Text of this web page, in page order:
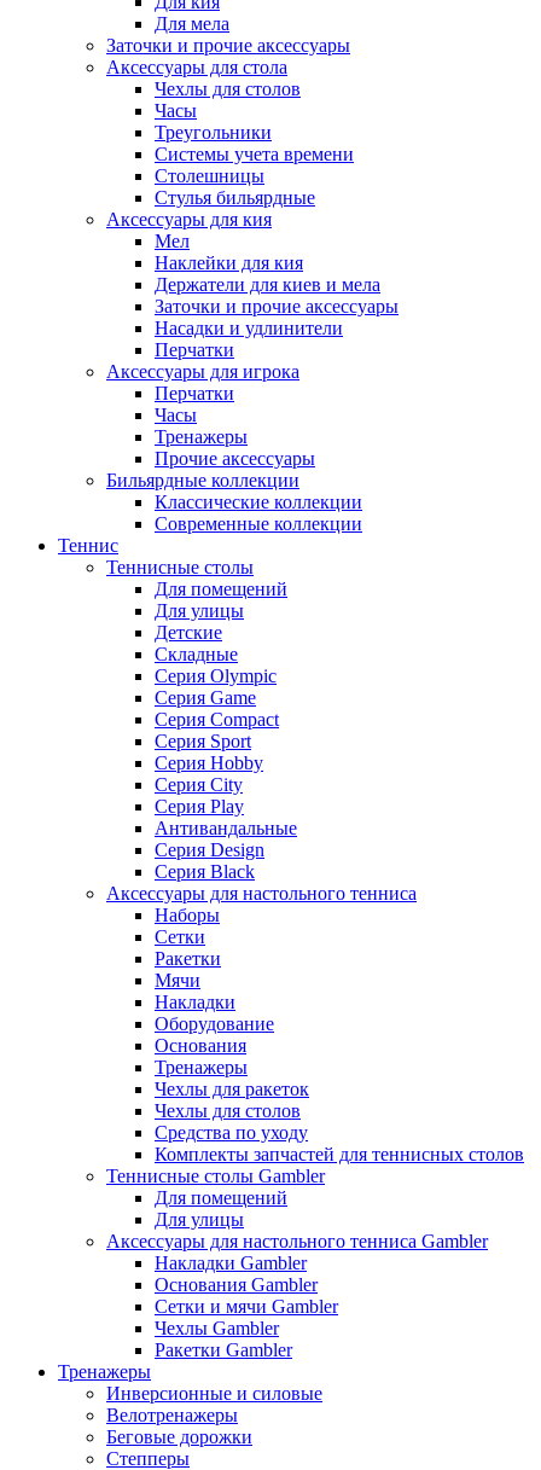
Для мела
Заточки и прочие аксессуары
Аксессуары для стола
Чехлы для столов
Часы
Треугольники
Системы учета времени
Столешницы
Стулья бильярдные
Аксессуары для кия
Мел
Наклейки для кия
Держатели для киев и мела
Заточки и прочие аксессуары
Насадки и удлинители
Перчатки
Аксессуары для игрока
Перчатки
Часы
Тренажеры
Прочие аксессуары
Бильярдные коллекции
Классические коллекции
Современные коллекции
Теннис
Теннисные столы
Для помещений
Для улицы
Детские
Складные
Серия Olympic
Серия Game
Серия Compact
Серия Sport
Серия Hobby
Серия City
Серия Play
Антивандальные
Серия Design
Серия Black
Аксессуары для настольного тенниса
Наборы
Сетки
Ракетки
Мячи
Накладки
Оборудование
Основания
Тренажеры
Чехлы для ракеток
Чехлы для столов
Средства по уходу
Комплекты запчастей для теннисных столов
Теннисные столы Gambler
Для помещений
Для улицы
Аксессуары для настольного тенниса Gambler
Накладки Gambler
Основания Gambler
Сетки и мячи Gambler
Чехлы Gambler
Ракетки Gambler
Тренажеры
Инверсионные и силовые
Велотренажеры
Беговые дорожки
Степперы